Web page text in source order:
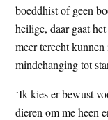
boeddhist of geen
heilige, daar gaat
meer terecht
mindchanging tot
‘Ik kies er bewust
dieren om me heen